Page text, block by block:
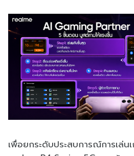
เพื่อยกระดับประสบการณ์การเล่น